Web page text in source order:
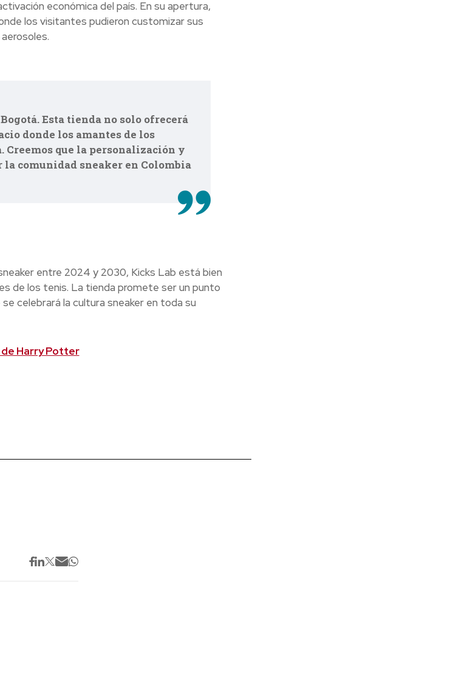
económica del país. En su apertura,
los visitantes pudieron customizar sus
Esta tienda no solo ofrecerá
donde los amantes de los
Creemos que la personalización y
comunidad sneaker en Colombia
entre 2024 y 2030, Kicks Lab está bien
de los tenis. La tienda promete ser un punto
celebrará la cultura sneaker en toda su
de Harry Potter